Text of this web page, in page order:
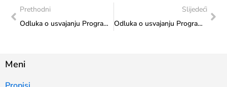
Prethodni
Odluka o usvajanju Programa utroška sredstava s kriterijima raspodjele sredstava „Tekući transferi drugim nivoima vlasti i fondovima – Sportske igre mladih“ utvrđenih Proračunom Federacije BiH za 2024. godine Federalnom ministarstvu kulture i športa – Federalnom ministarstvu kulture i sporta
Slijedeći
Odluka o usvajanju Programa utroška sredstava s kriterijima raspodjele sredstava „Kapitalni transferi drugim nivoima vlasti i fondovima– izgradnja, adaptacija i rekonstrukcija športske infrastrukture“ utvrđenih Proračunom Federacije BiH za 2024. godine Federalnom ministarstvu kulture i športa – Federalnom ministarstvu kulture i sporta
Meni